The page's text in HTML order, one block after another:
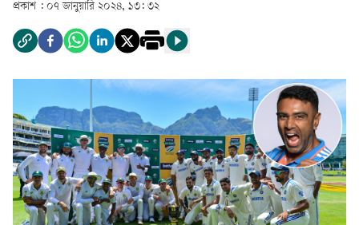
প্রকাশ : ০৭ জানুয়ারি ২০২৪, ১৩: ৩২